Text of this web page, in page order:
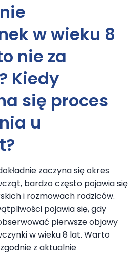
w wieku 8
nie za
Kiedy
się proces
u
zaczyna się okres
bardzo często pojawia się
i rozmowach rodziców.
pojawia się, gdy
pierwsze objawy
w wieku 8 lat. Warto
z aktualnie